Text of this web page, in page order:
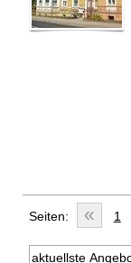
Seiten: « 1